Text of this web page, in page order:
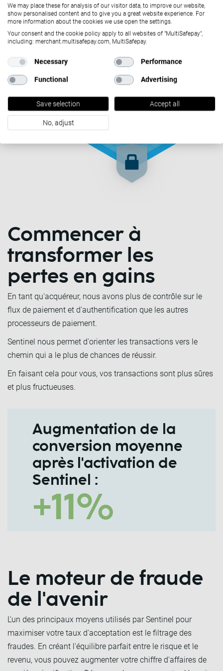
Commencer à
transformer les
pertes en gains
En tant qu'acquéreur, nous avons plus de contrôle sur le
flux de paiement et d'authentification que les autres
processeurs de paiement.
Sentinel nous permet d'orienter les transactions vers le
chemin qui a le plus de chances de réussir.
En faisant cela pour vous, vos transactions sont plus sûres
et plus fructueuses.
Augmentation de la
conversion moyenne
après l'activation de
Sentinel :
+11%
Le moteur de fraude
de l'avenir
L'un des principaux moyens utilisés par Sentinel pour
maximiser votre taux d'acceptation est le filtrage des
fraudes. En créant l'équilibre parfait entre le risque et le
revenu, vous pouvez augmenter votre chiffre d'affaires de
We may place these for analysis of our visitor data, to improve our website,
show personalised content and to give you a great website experience. For
more information about the cookies we use open the settings.
Your consent and the cookie policy apply to all websites of "MultiSafepay",
including: merchant.multisafepay.com, MultiSafepay.
Necessary Performance
Functional Advertising
Save selection Accept all
No, adjust